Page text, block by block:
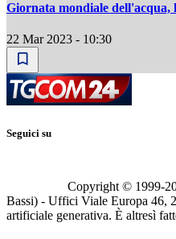
Giornata mondiale
22 Mar 2023 - 10:30
Seguici su
Copyright © 1999-
Bassi) - Uffici Viale Europa 46,
artificiale generativa. È altresì